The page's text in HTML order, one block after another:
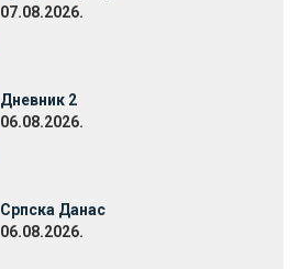
07.08.2026.
Дневник 2
06.08.2026.
Српска Данас
06.08.2026.